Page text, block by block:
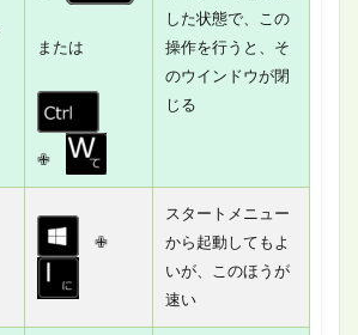
または
✙
した状態で、この
操作を行うと、そ
のウインドウが閉
じる
✙
スタートメニュー
から起動してもよ
いが、このほうが
速い